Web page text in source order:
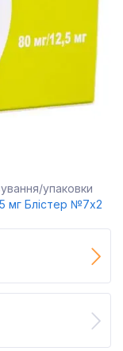
упаковки
мг Блістер №7x2